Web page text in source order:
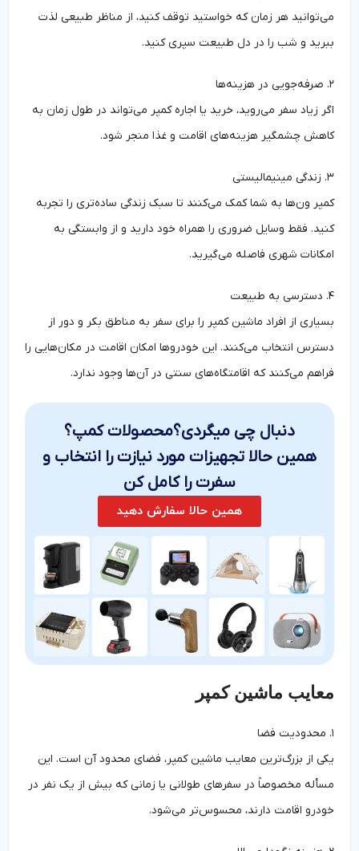
می‌توانید هر زمان که خواستید توقف کنید، از مناظر طبیعی لذت
ببرید و شب را در دل طبیعت سپری کنید.
اگر زیاد سفر می‌روید، خرید یا اجاره کمپر می‌تواند در طول زمان به
کاهش چشمگیر هزینه‌های اقامت و غذا منجر شود.
کمپر ون‌ها به شما کمک می‌کنند تا سبک زندگی ساده‌تری را تجربه
کنید. فقط وسایل ضروری را همراه خود دارید و از وابستگی به
امکانات شهری فاصله می‌گیرید.
بسیاری از افراد ماشین کمپر را برای سفر به مناطق بکر و دور از
دسترس انتخاب می‌کنند. این خودروها امکان اقامت در مکان‌هایی را
فراهم می‌کنند که اقامتگاه‌های سنتی در آن‌ها وجود ندارد.
دنبال چی میگردی؟محصولات کمپ؟
همین حالا تجهیزات مورد نیازت را انتخاب و
سفرت را کامل کن
همین حالا سفارش دهید
معایب ماشین کمپر
یکی از بزرگ‌ترین معایب ماشین کمپر، فضای محدود آن است. این
مسأله مخصوصاً در سفرهای طولانی یا زمانی که بیش از یک نفر در
خودرو اقامت دارند، محسوس‌تر می‌شود.